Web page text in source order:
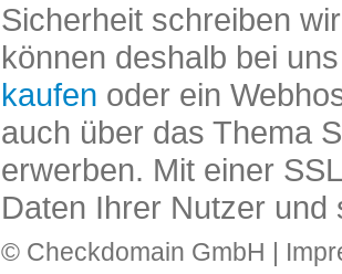
Sicherheit schreiben
können deshalb bei
kaufen oder ein
auch über das Thema
erwerben. Mit einer
Daten Ihrer Nutzer und
© Checkdomain GmbH |